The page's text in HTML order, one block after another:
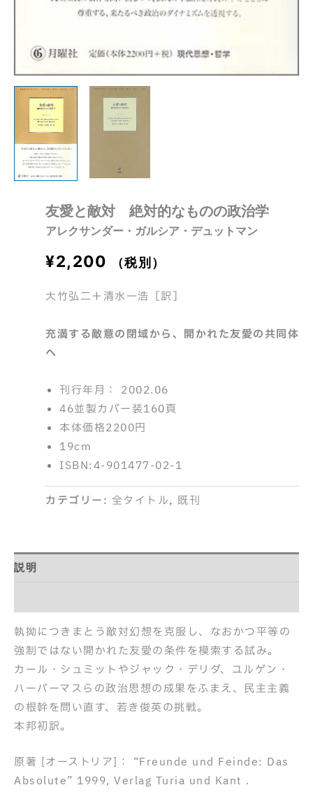
友愛と敵対 絶対的なものの政治学
アレクサンダー・ガルシア・デュットマン
¥2,200 （税別）
大竹弘二＋清水一浩［訳］
充満する敵意の閉域から、開かれた友愛の共同体
へ
刊行年月： 2002.06
46並製カバー装160頁
本体価格2200円
19cm
ISBN:4-901477-02-1
カテゴリー: 全タイトル, 既刊
説明
執拗につきまとう敵対幻想を克服し、なおかつ平等の
強制ではない開かれた友愛の条件を模索する試み。
カール・シュミットやジャック・デリダ、ユルゲン・
ハーバーマスらの政治思想の成果をふまえ、民主主義
の根幹を問い直す、若き俊英の挑戦。
本邦初訳。
原著 [オーストリア]： “Freunde und Feinde: Das
Absolute” 1999, Verlag Turia und Kant .